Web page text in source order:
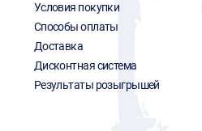
Условия покупки
Способы оплаты
Доставка
Дисконтная система
Результаты розыгрышей